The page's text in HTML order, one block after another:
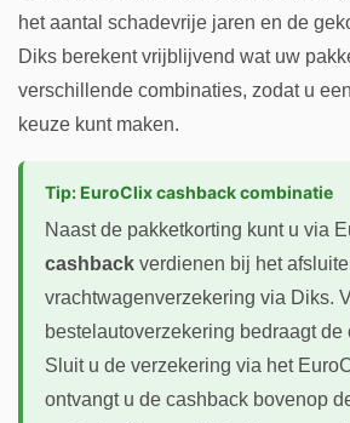
het aantal schadevrije jaren en de
Diks berekent vrijblijvend wat uw
verschillende combinaties, zodat u
keuze kunt maken.
Tip: EuroClix cashback combinatie
Naast de pakketkorting kunt u via
cashback verdienen bij het
vrachtwagenverzekering via Diks.
bestelautoverzekering bedraagt de
Sluit u de verzekering via het
ontvangt u de cashback bovenop